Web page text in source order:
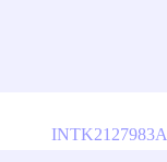
INTK2127983A